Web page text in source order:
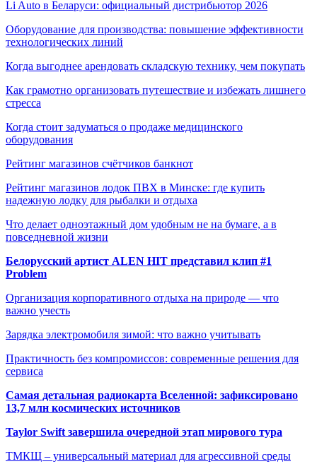
Li Auto в Беларуси: официальный дистрибьютор 2026
Оборудование для производства: повышение эффективности
технологических линий
Когда выгоднее арендовать складскую технику, чем покупать
Как грамотно организовать путешествие и избежать лишнего
стресса
Когда стоит задуматься о продаже медицинского
оборудования
Рейтинг магазинов счётчиков банкнот
Рейтинг магазинов лодок ПВХ в Минске: где купить
надежную лодку для рыбалки и отдыха
Что делает одноэтажный дом удобным не на бумаге, а в
повседневной жизни
Белорусский артист ALEN HIT представил клип #1
Problem
Организация корпоративного отдыха на природе — что
важно учесть
Зарядка электромобиля зимой: что важно учитывать
Практичность без компромиссов: современные решения для
сервиса
Самая детальная радиокарта Вселенной: зафиксировано
13,7 млн космических источников
Taylor Swift завершила очередной этап мирового тура
ТМКЩ – универсальный материал для агрессивной среды